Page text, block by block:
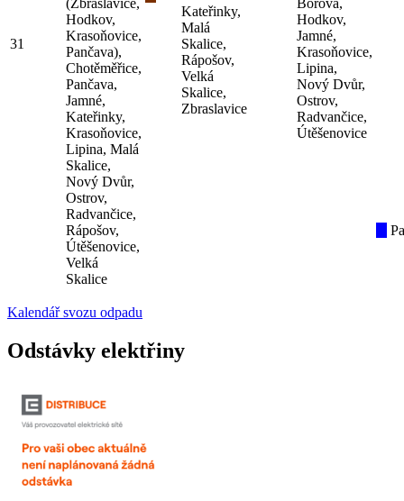
31
Hodkov,
Krasoňovice,
Pančava),
Chotěměřice,
Pančava,
Jamné,
Kateřinky,
Krasoňovice,
Lipina, Malá
Skalice,
Nový Dvůr,
Ostrov,
Radvančice,
Rápošov,
Útěšenovice,
Velká
Skalice
Kateřinky,
Malá
Skalice,
Rápošov,
Velká
Skalice,
Zbraslavice
Hodkov,
Jamné,
Krasoňovice,
Lipina,
Nový Dvůr,
Ostrov,
Radvančice,
Útěšenovice
Kalendář svozu odpadu
Odstávky elektřiny